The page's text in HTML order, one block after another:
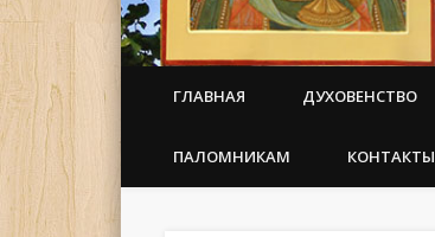
ГЛАВНАЯ ДУХОВЕНСТВО
ПАЛОМНИКАМ КОНТАКТЫ